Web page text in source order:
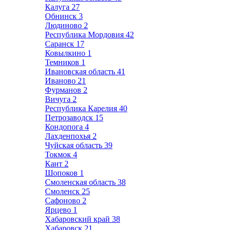
Калуга 27
Обнинск 3
Людиново 2
Республика Мордовия 42
Саранск 17
Ковылкино 1
Темников 1
Ивановская область 41
Иваново 21
Фурманов 2
Вичуга 2
Республика Карелия 40
Петрозаводск 15
Кондопога 4
Лахденпохья 2
Чуйская область 39
Токмок 4
Кант 2
Шопоков 1
Смоленская область 38
Смоленск 25
Сафоново 2
Ярцево 1
Хабаровский край 38
Хабаровск 21